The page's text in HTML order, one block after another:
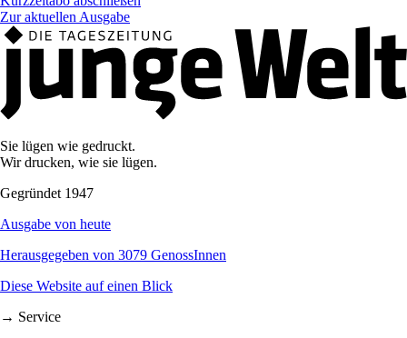
Zur aktuellen Ausgabe
Sie lügen wie gedruckt.
Wir drucken, wie sie lügen.
Gegründet 1947
Ausgabe von heute
Herausgegeben von 3079 GenossInnen
Diese Website auf einen Blick
→ Service